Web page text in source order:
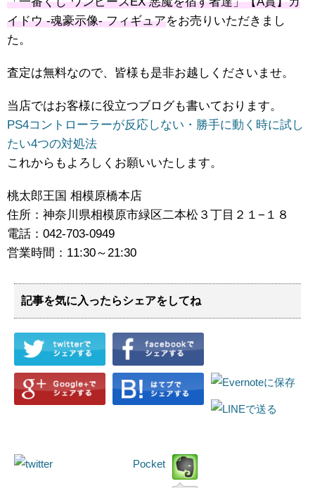
イドウ -魂豪示像- フィギュアをお売りいただきまし
た。
査定は無料なので、皆様も是非お越しくださいませ。
当店ではお客様に役立つブログも書いております。
PS4コントローラーが反応しない・勝手に動く時に試し
たい4つの対処法
これからもよろしくお願いいたします。
桃太郎王国 相模原橋本店
住所：神奈川県相模原市緑区二本松３丁目２１−１８
電話：042-703-0949
営業時間：11:30～21:30
記事を気に入ったらシェアをしてね
Pocket